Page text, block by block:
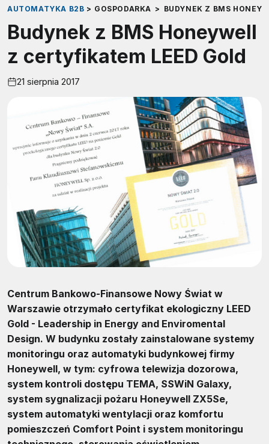
AUTOMATYKA B2B > GOSPODARKA > BUDYNEK Z BMS
Budynek z BMS Honeywell
z certyfikatem LEED Gold
21 sierpnia 2017
Centrum Bankowo-Finansowe Nowy Świat w
Warszawie otrzymało certyfikat ekologiczny LEED
Gold - Leadership in Energy and Enviromental
Design. W budynku zostały zainstalowane systemy
monitoringu oraz automatyki budynkowej firmy
Honeywell, w tym: cyfrowa telewizja dozorowa,
system kontroli dostępu TEMA, SSWiN Galaxy,
system sygnalizacji pożaru Honeywell ZX5Se,
system automatyki wentylacji oraz komfortu
pomieszczeń Comfort Point i system monitoringu